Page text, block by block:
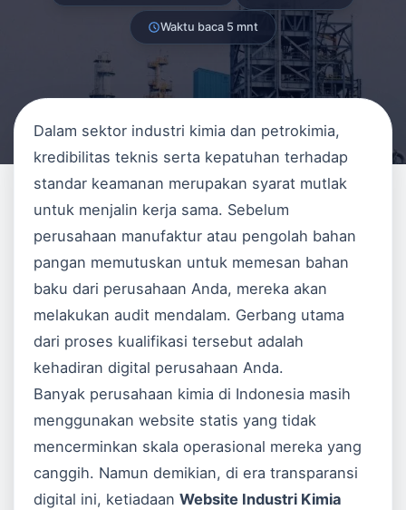
Waktu baca 5 mnt
Dalam sektor industri kimia dan petrokimia,
kredibilitas teknis serta kepatuhan terhadap
standar keamanan merupakan syarat mutlak
untuk menjalin kerja sama. Sebelum
perusahaan manufaktur atau pengolah bahan
pangan memutuskan untuk memesan bahan
baku dari perusahaan Anda, mereka akan
melakukan audit mendalam. Gerbang utama
dari proses kualifikasi tersebut adalah
kehadiran digital perusahaan Anda.
Banyak perusahaan kimia di Indonesia masih
menggunakan website statis yang tidak
mencerminkan skala operasional mereka yang
canggih. Namun demikian, di era transparansi
digital ini, ketiadaanWebsite Industri Kimia